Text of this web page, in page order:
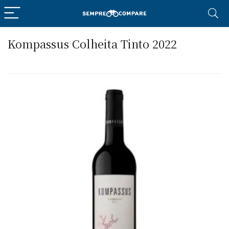
Kompassus Colheita Tinto 2022